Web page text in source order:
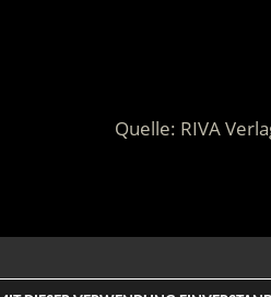
Quelle: RIVA
WordPress-Theme: Tortuga von